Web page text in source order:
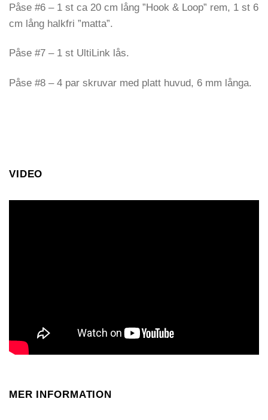
Påse #6 – 1 st ca 20 cm lång ”Hook & Loop” rem, 1 st 6
cm lång halkfri ”matta”.
Påse #7 – 1 st UltiLink lås.
Påse #8 – 4 par skruvar med platt huvud, 6 mm långa.
VIDEO
MER INFORMATION